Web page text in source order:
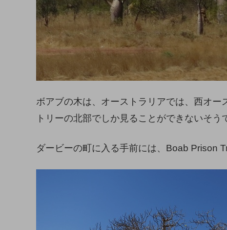
ボアブの木は、オーストラリアでは、西オー
トリーの北部でしか見ることができないそう
ダービーの町に入る手前には、Boab Prison